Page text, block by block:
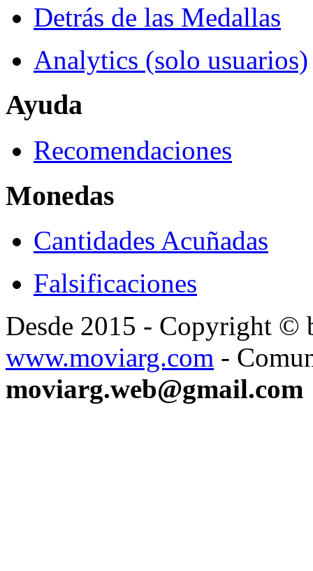
Detrás de las Medallas
Analytics (solo usuarios)
Ayuda
Recomendaciones
Monedas
Cantidades Acuñadas
Falsificaciones
Desde 2015 - Copyright ©
www.moviarg.com -
moviarg.web@gmail.com